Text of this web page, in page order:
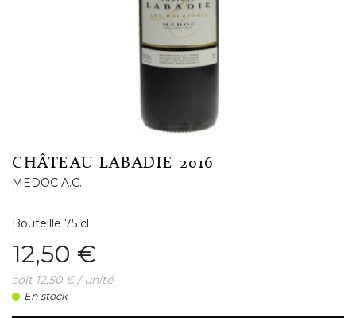
CHÂTEAU LABADIE 2016
MEDOC A.C.
Bouteille 75 cl
Prix
12,50 €
soit 12,50 € / unité
En stock